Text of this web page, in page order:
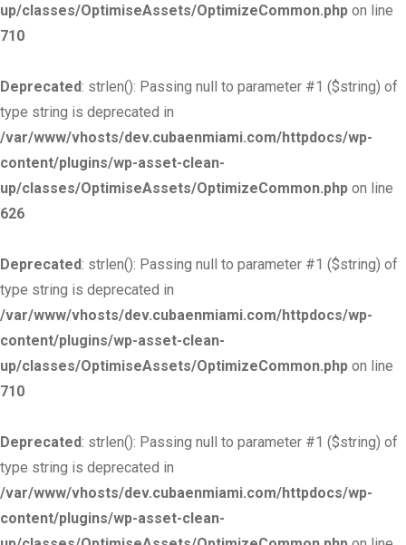
up/classes/OptimiseAssets/OptimizeCommon.php on line
710
Deprecated: strlen(): Passing null to parameter #1 ($string) of
type string is deprecated in
/var/www/vhosts/dev.cubaenmiami.com/httpdocs/wp-
content/plugins/wp-asset-clean-
up/classes/OptimiseAssets/OptimizeCommon.php on line
626
Deprecated: strlen(): Passing null to parameter #1 ($string) of
type string is deprecated in
/var/www/vhosts/dev.cubaenmiami.com/httpdocs/wp-
content/plugins/wp-asset-clean-
up/classes/OptimiseAssets/OptimizeCommon.php on line
710
Deprecated: strlen(): Passing null to parameter #1 ($string) of
type string is deprecated in
/var/www/vhosts/dev.cubaenmiami.com/httpdocs/wp-
content/plugins/wp-asset-clean-